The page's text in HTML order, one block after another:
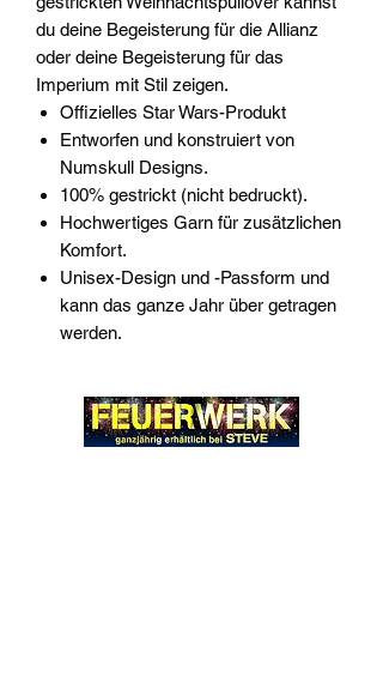
du deine Begeisterung für die Allianz
oder deine Begeisterung für das
Imperium mit Stil zeigen.
Offizielles Star Wars-Produkt
Entworfen und konstruiert von
Numskull Designs.
100% gestrickt (nicht bedruckt).
Hochwertiges Garn für zusätzlichen
Komfort.
Unisex-Design und -Passform und
kann das ganze Jahr über getragen
werden.